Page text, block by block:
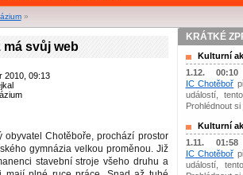
»
má svůj web
2010, 09:13
Chotěboře, prochází prostor
gymnázia velkou proměnou. Již
stavební stroje všeho druhu a
KRÁTKÉ
Kulturní
1.12. 00:10
IC Chotěboř
událostí,
Prohlédnout
Kulturní
1.11. 01:58
IC Chotěboř
událostí,